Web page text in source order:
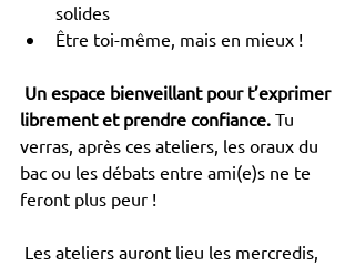
solides
Être toi-même, mais en mieux !
Un espace bienveillant pour t’exprimer
librement et prendre confiance. Tu
verras, après ces ateliers, les oraux du
bac ou les débats entre ami(e)s ne te
feront plus peur !